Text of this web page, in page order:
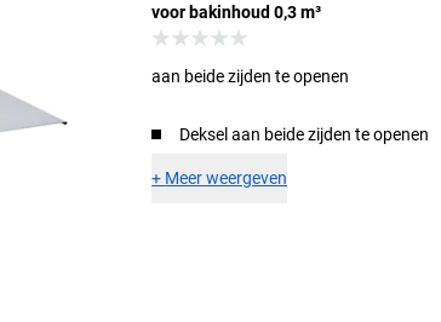
voor bakinhoud 0,3 m³
aan beide zijden te openen
Deksel aan beide zijden te openen
+ Meer weergeven